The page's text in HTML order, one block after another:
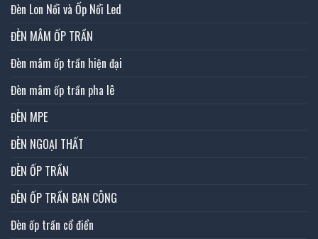
Đèn Lon Nổi và Ốp Nổi Led
ĐÈN MÂM ỐP TRẦN
Đèn mâm ốp trần hiện đại
Đèn mâm ốp trần pha lê
ĐÈN MPE
ĐÈN NGOẠI THẤT
ĐÈN ỐP TRẦN
ĐÈN ỐP TRẦN BAN CÔNG
Đèn ốp trần cổ điển